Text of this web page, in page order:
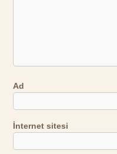
Ad
İnternet sitesi